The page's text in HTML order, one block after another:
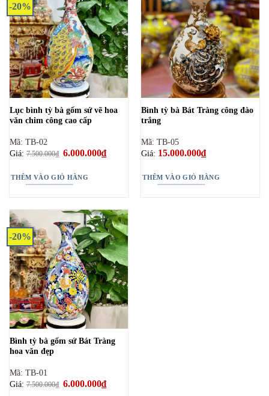
-20%
Lục bình tỳ bà gốm sứ vẽ hoa
văn chim công cao cấp
Mã: TB-02
Giá:7.500.000₫ Giá
7.500.000₫.
6.000.000₫Giá
hiện
THÊM VÀO GIỎ HÀNG
Bình tỳ bà Bát Tràng công đào
trắng
Mã: TB-05
Giá: 15.000.000₫
THÊM VÀO GIỎ HÀNG
-20%
Bình tỳ bà gốm sứ Bát Tràng
hoa văn đẹp
Mã: TB-01
Giá:7.500.000₫ Giá
6.000.000₫Giá
hiện